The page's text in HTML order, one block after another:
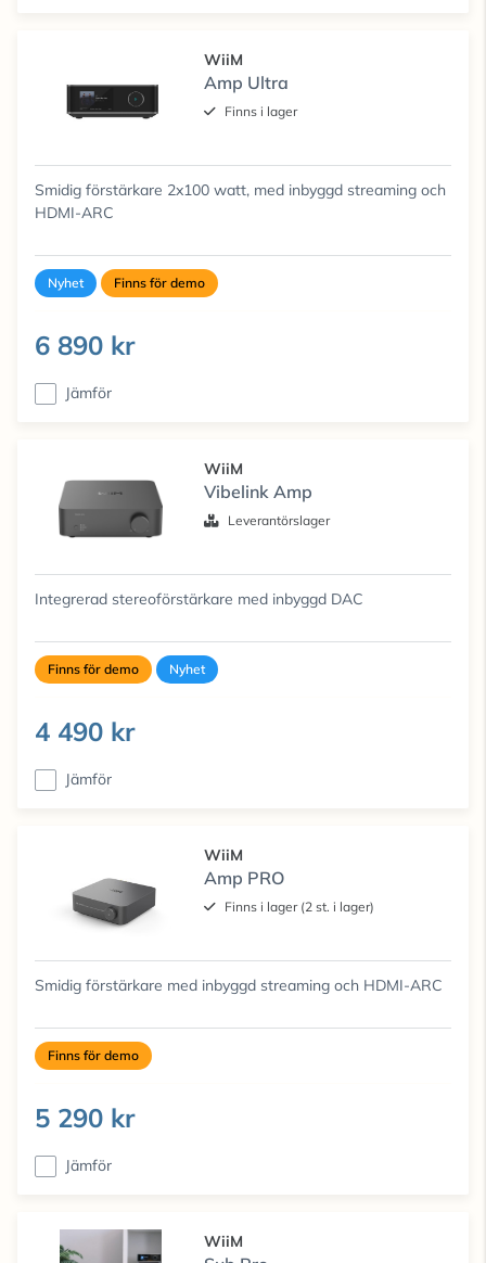
WiiM
Amp Ultra
Finns i lager
Smidig förstärkare 2x100 watt, med inbyggd streaming och
HDMI-ARC
Nyhet Finns för demo
6 890 kr
Jämför
WiiM
Vibelink Amp
Leverantörslager
Integrerad stereoförstärkare med inbyggd DAC
Finns för demo Nyhet
4 490 kr
Jämför
WiiM
Amp PRO
Finns i lager (2 st. i lager)
Smidig förstärkare med inbyggd streaming och HDMI-ARC
Finns för demo
5 290 kr
Jämför
WiiM